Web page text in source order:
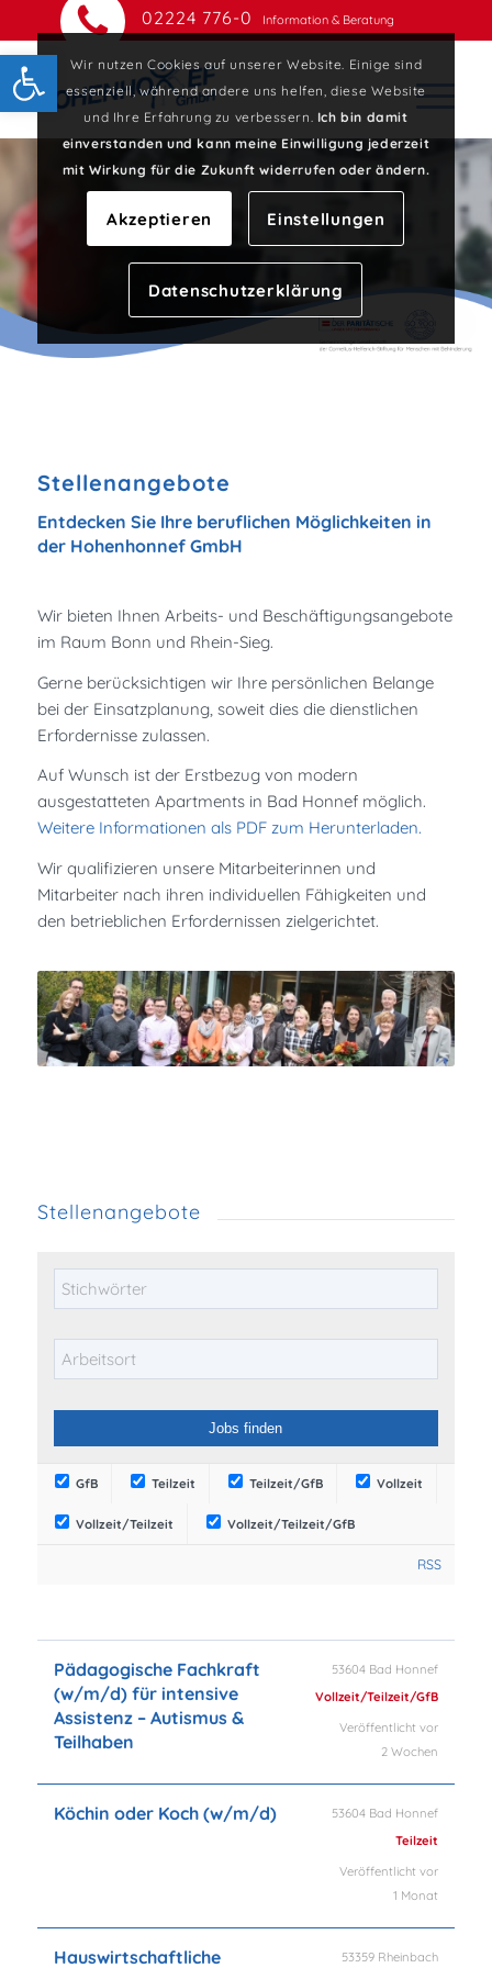
Open toolbar
02224 776-0 Information & Beratung
Stellenangebote
Entdecken Sie Ihre beruflichen Möglichkeiten in
der Hohenhonnef GmbH
Wir bieten Ihnen Arbeits- und Beschäftigungsangebote
im Raum Bonn und Rhein-Sieg.
Gerne berücksichtigen wir Ihre persönlichen Belange
bei der Einsatzplanung, soweit dies die dienstlichen
Erfordernisse zulassen.
Auf Wunsch ist der Erstbezug von modern
ausgestatteten Apartments in Bad Honnef möglich.
Weitere Informationen als PDF zum Herunterladen.
Wir qualifizieren unsere Mitarbeiterinnen und
Mitarbeiter nach ihren individuellen Fähigkeiten und
den betrieblichen Erfordernissen zielgerichtet.
Stellenangebote
GfB Teilzeit Teilzeit/GfB Vollzeit
Vollzeit/Teilzeit Vollzeit/Teilzeit/GfB
RSS
Pädagogische Fachkraft
(w/m/d) für intensive
Assistenz – Autismus &
Teilhaben
53604 Bad Honnef
Vollzeit/Teilzeit/GfB
Veröffentlicht vor
2 Wochen
Köchin oder Koch (w/m/d)
53604 Bad Honnef
Teilzeit
Veröffentlicht vor
1 Monat
Hauswirtschaftliche 53359 Rheinbach
Wir nutzen Cookies auf unserer Website. Einige sind
essenziell, während andere uns helfen, diese Website
und Ihre Erfahrung zu verbessern. Ich bin damit
einverstanden und kann meine Einwilligung jederzeit
mit Wirkung für die Zukunft widerrufen oder ändern.
Akzeptieren Einstellungen
Datenschutzerklärung